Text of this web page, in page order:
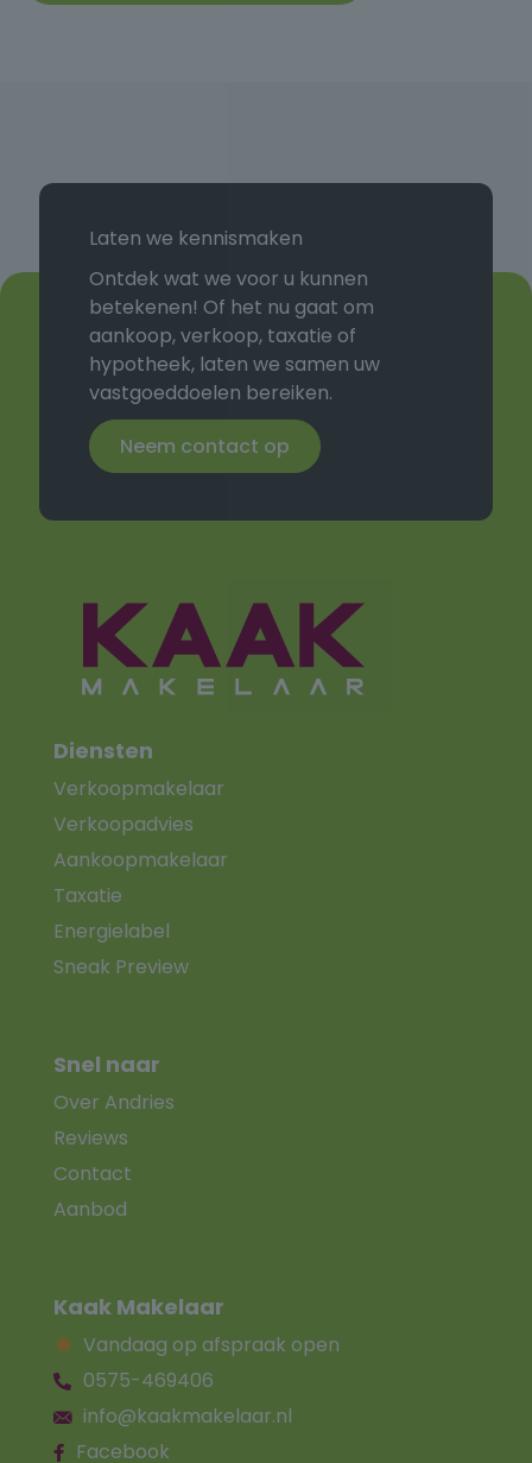
Laten we kennismaken
Ontdek wat we voor u kunnen
betekenen! Of het nu gaat om
aankoop, verkoop, taxatie of
hypotheek, laten we samen uw
vastgoeddoelen bereiken.
Neem contact op
Diensten
Verkoopmakelaar
Verkoopadvies
Aankoopmakelaar
Taxatie
Energielabel
Sneak Preview
Snel naar
Over Andries
Reviews
Contact
Aanbod
Kaak Makelaar
Vandaag op afspraak open
0575-469406
info@kaakmakelaar.nl
Facebook